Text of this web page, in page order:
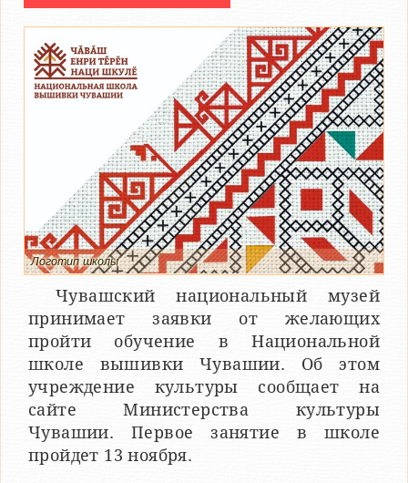
Логотип школы
Чувашский национальный музей
принимает заявки от желающих
пройти обучение в Национальной
школе вышивки Чувашии. Об этом
учреждение культуры сообщает на
сайте Министерства культуры
Чувашии. Первое занятие в школе
пройдет 13 ноября.